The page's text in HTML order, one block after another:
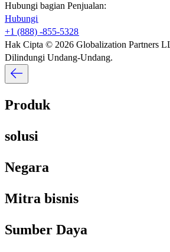
Hubungi bagian Penjualan:​​
Hubungi​​
+1 (888) -855-5328​​
Hak Cipta © 2026 Globalization Partners
Dilindungi Undang-Undang.​​
Produk​​
solusi​​
Negara​​
Mitra bisnis​​
Sumber Daya​​